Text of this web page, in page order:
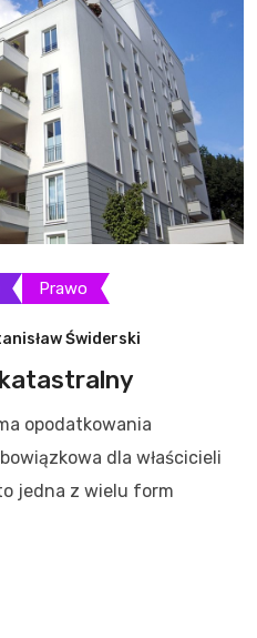
Prawo
Świderski
opodatkowania
dla właścicieli
jedna z wielu form